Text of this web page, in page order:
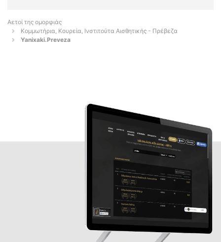
Αετοί της ομορφιάς
Κομμωτήρια, Κουρεία, Ινστιτούτα Αισθητικής - Πρέβεζα
Yanixaki.Preveza